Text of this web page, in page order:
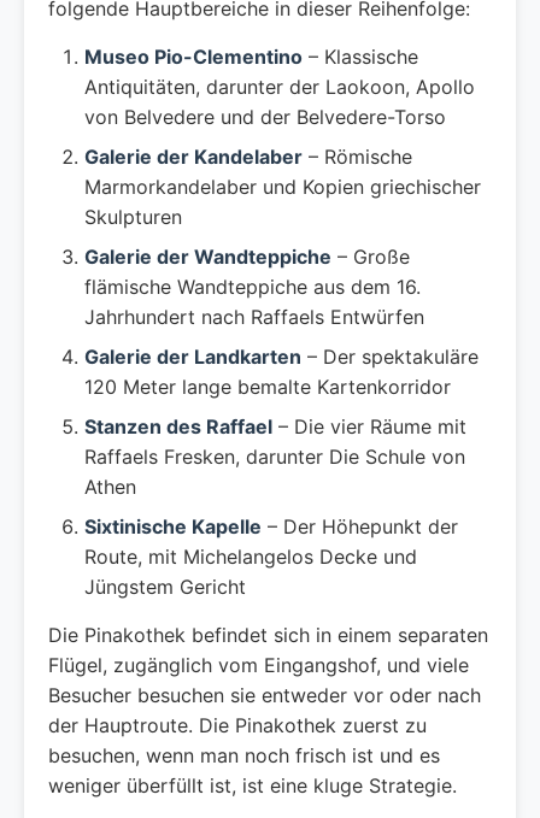
folgende Hauptbereiche in dieser Reihenfolge:
Museo Pio-Clementino – Klassische
Antiquitäten, darunter der Laokoon, Apollo
von Belvedere und der Belvedere-Torso
Galerie der Kandelaber – Römische
Marmorkandelaber und Kopien griechischer
Skulpturen
Galerie der Wandteppiche – Große
flämische Wandteppiche aus dem 16.
Jahrhundert nach Raffaels Entwürfen
Galerie der Landkarten – Der spektakuläre
120 Meter lange bemalte Kartenkorridor
Stanzen des Raffael – Die vier Räume mit
Raffaels Fresken, darunter Die Schule von
Athen
Sixtinische Kapelle – Der Höhepunkt der
Route, mit Michelangelos Decke und
Jüngstem Gericht
Die Pinakothek befindet sich in einem separaten
Flügel, zugänglich vom Eingangshof, und viele
Besucher besuchen sie entweder vor oder nach
der Hauptroute. Die Pinakothek zuerst zu
besuchen, wenn man noch frisch ist und es
weniger überfüllt ist, ist eine kluge Strategie.